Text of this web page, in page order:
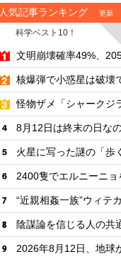
人気記事ランキング 更新
科学ベスト10！
・
文明崩壊確率49%、
・
核爆弾で小惑星は破壊
・
怪物ザメ「シャークジ
・
8月12日は終末の日な
・
火星に写った謎の「歩
・
・
・
陰謀論を信じる人の共
・